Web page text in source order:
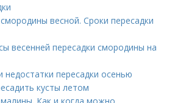
весной. Сроки пересадки
весенней пересадки смородины на
недостатки пересадки осенью
кусты летом